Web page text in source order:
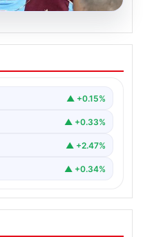
sonrası
görünce…”
▲ +0.15%
▲ +0.33%
▲ +2.47%
▲ +0.34%